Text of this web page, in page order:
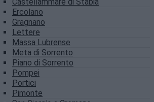
Ercolano
Gragnano
Lettere
Massa Lubrense
Meta di Sorrento
Piano di Sorrento
Pompei
Portici
Pimonte